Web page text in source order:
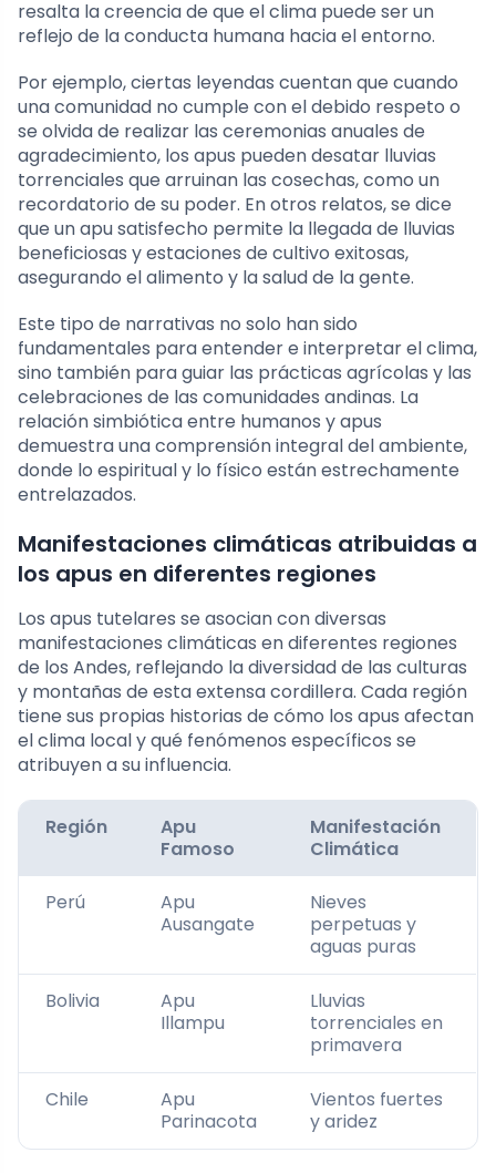
resalta la creencia de que el clima puede ser un
reflejo de la conducta humana hacia el entorno.
Por ejemplo, ciertas leyendas cuentan que cuando
una comunidad no cumple con el debido respeto o
se olvida de realizar las ceremonias anuales de
agradecimiento, los apus pueden desatar lluvias
torrenciales que arruinan las cosechas, como un
recordatorio de su poder. En otros relatos, se dice
que un apu satisfecho permite la llegada de lluvias
beneficiosas y estaciones de cultivo exitosas,
asegurando el alimento y la salud de la gente.
Este tipo de narrativas no solo han sido
fundamentales para entender e interpretar el clima,
sino también para guiar las prácticas agrícolas y las
celebraciones de las comunidades andinas. La
relación simbiótica entre humanos y apus
demuestra una comprensión integral del ambiente,
donde lo espiritual y lo físico están estrechamente
entrelazados.
Manifestaciones climáticas atribuidas a
los apus en diferentes regiones
Los apus tutelares se asocian con diversas
manifestaciones climáticas en diferentes regiones
de los Andes, reflejando la diversidad de las culturas
y montañas de esta extensa cordillera. Cada región
tiene sus propias historias de cómo los apus afectan
el clima local y qué fenómenos específicos se
atribuyen a su influencia.
Región
Apu
Famoso
Manifestación
Climática
Perú
Apu
Ausangate
Nieves
perpetuas y
aguas puras
Bolivia
Apu
Illampu
Lluvias
torrenciales en
primavera
Chile
Apu
Parinacota
Vientos fuertes
y aridez